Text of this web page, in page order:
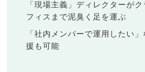
「現場主義」ディレクターが
フィスまで泥臭く足を運ぶ
「社内メンバーで運用したい
援も可能